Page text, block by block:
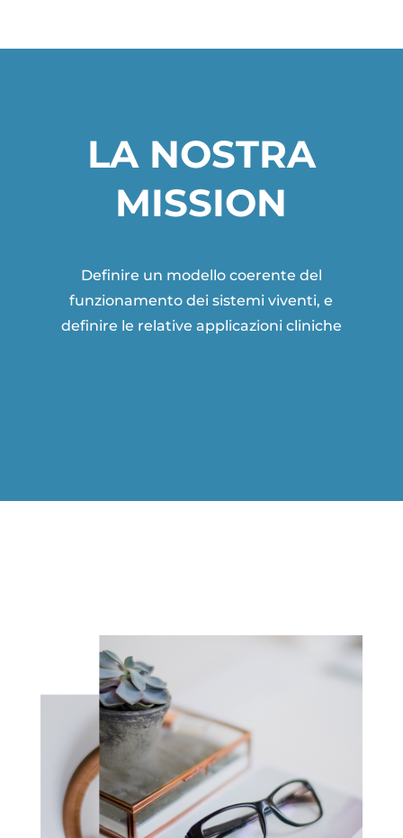
LA NOSTRA
MISSION
Definire un modello coerente del
funzionamento dei sistemi viventi, e
definire le relative applicazioni cliniche